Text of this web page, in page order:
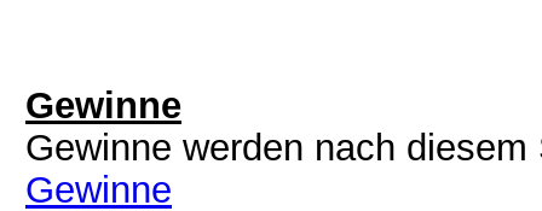
Gewinne
Gewinne werden nach
Gewinne